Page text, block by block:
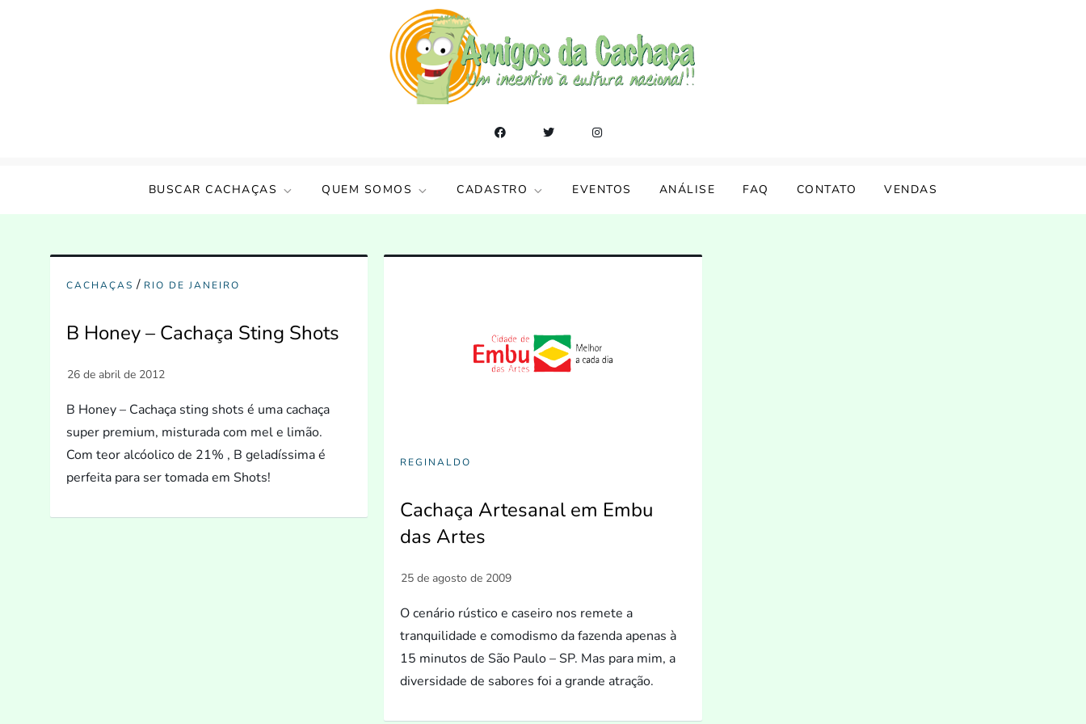
BUSCAR CACHAÇAS QUEM SOMOS CADASTRO EVENTOS ANÁLISE FAQ CONTATO VENDAS
CACHAÇAS / RIO DE JANEIRO
B Honey – Cachaça Sting Shots
B Honey – Cachaça sting shots é uma cachaça
super premium, misturada com mel e limão.
Com teor alcóolico de 21% , B geladíssima é
perfeita para ser tomada em Shots!
REGINALDO
Cachaça Artesanal em Embu
das Artes
O cenário rústico e caseiro nos remete a
tranquilidade e comodismo da fazenda apenas à
15 minutos de São Paulo – SP. Mas para mim, a
diversidade de sabores foi a grande atração.